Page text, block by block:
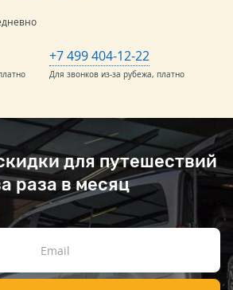
+7 499 404-12-22
Для звонков из-за рубежа, платно
для путешествий
раза в месяц